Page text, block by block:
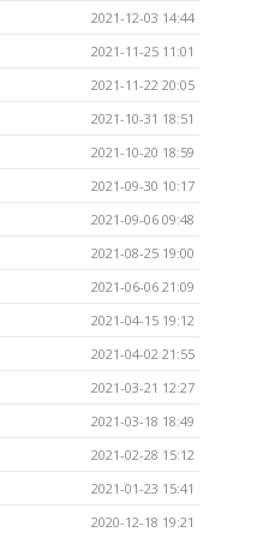
2021-12-03 14:44
2021-11-25 11:01
2021-11-22 20:05
2021-10-31 18:51
2021-10-20 18:59
2021-09-30 10:17
2021-09-06 09:48
2021-08-25 19:00
2021-06-06 21:09
2021-04-15 19:12
2021-04-02 21:55
2021-03-21 12:27
2021-03-18 18:49
2021-02-28 15:12
2021-01-23 15:41
2020-12-18 19:21